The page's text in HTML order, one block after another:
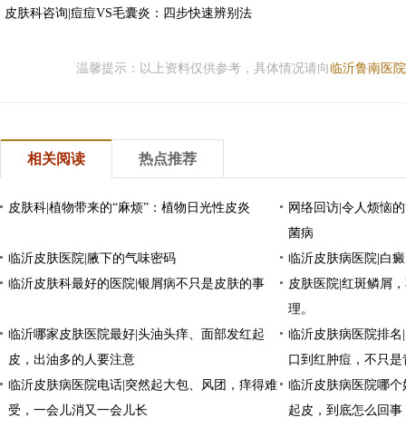
皮肤科咨询|痘痘VS毛囊炎：四步快速辨别法
温馨提示：以上资料仅供参考，具体情况请向临沂鲁南医
相关阅读 热点推荐
皮肤科|植物带来的“麻烦”：植物日光性皮炎
网络回访|令人烦恼
菌病
临沂皮肤医院|腋下的气味密码
临沂皮肤病医院|白
临沂皮肤科最好的医院|银屑病不只是皮肤的事
皮肤医院|红斑鳞屑
理。
临沂哪家皮肤医院最好|头油头痒、面部发红起
皮，出油多的人要注意
临沂皮肤病医院排
口到红肿痘，不只
临沂皮肤病医院电话|突然起大包、风团，痒得难
受，一会儿消又一会儿长
临沂皮肤病医院哪
起皮，到底怎么回事